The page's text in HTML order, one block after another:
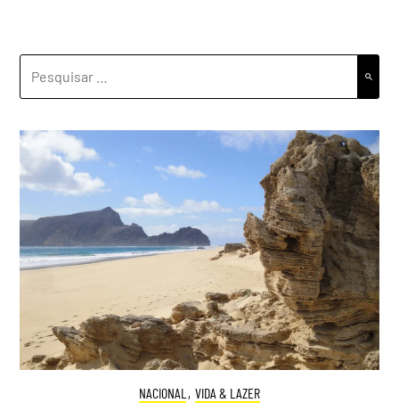
POR:
NACIONAL , VIDA & LAZER